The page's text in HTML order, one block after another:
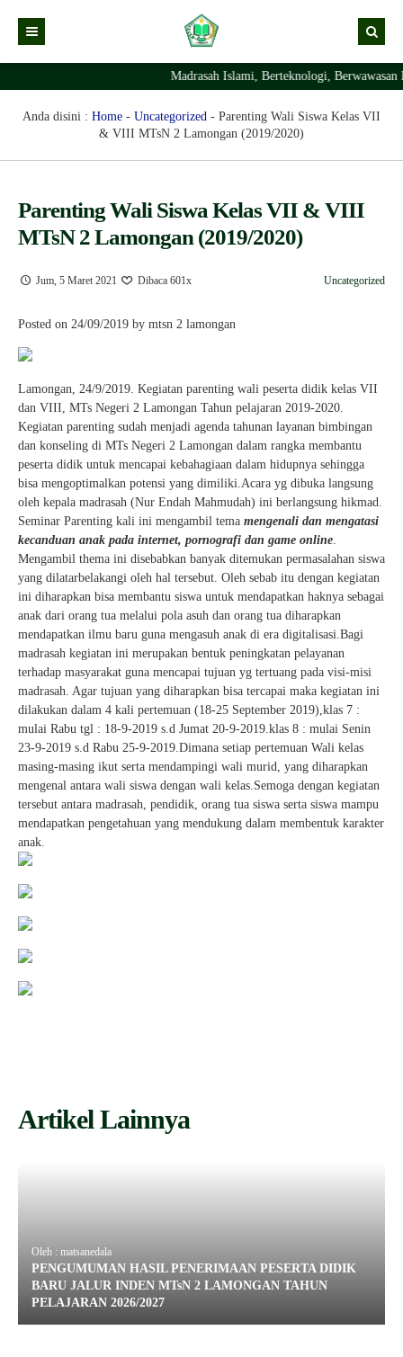
Kabar Madrasah
Profil Madrasah
Ekstrakurikuler Madrasah
KURIKULUM
Struktur Organisasi Madrasah
Madrasah Islami, Berteknologi,
Anda disini : Home - Uncategorized - Parenting Wali Siswa Kelas VII
& VIII MTsN 2 Lamongan (2019/2020)
Parenting Wali Siswa Kelas VII & VIII
MTsN 2 Lamongan (2019/2020)
Jum, 5 Maret 2021 Dibaca 601x Uncategorized
Posted on 24/09/2019 by mtsn 2 lamongan
Lamongan, 24/9/2019. Kegiatan parenting wali peserta didik kelas VII
dan VIII, MTs Negeri 2 Lamongan Tahun pelajaran 2019-2020.
Kegiatan parenting sudah menjadi agenda tahunan layanan bimbingan
dan konseling di MTs Negeri 2 Lamongan dalam rangka membantu
peserta didik untuk mencapai kebahagiaan dalam hidupnya sehingga
bisa mengoptimalkan potensi yang dimiliki.Acara yg dibuka langsung
oleh kepala madrasah (Nur Endah Mahmudah) ini berlangsung hikmad.
Seminar Parenting kali ini mengambil tema mengenali dan mengatasi
kecanduan anak pada internet, pornografi dan game online.
Mengambil thema ini disebabkan banyak ditemukan permasalahan siswa
yang dilatarbelakangi oleh hal tersebut. Oleh sebab itu dengan kegiatan
ini diharapkan bisa membantu siswa untuk mendapatkan haknya sebagai
anak dari orang tua melalui pola asuh dan orang tua diharapkan
mendapatkan ilmu baru guna mengasuh anak di era digitalisasi.Bagi
madrasah kegiatan ini merupakan bentuk peningkatan pelayanan
terhadap masyarakat guna mencapai tujuan yg tertuang pada visi-misi
madrasah. Agar tujuan yang diharapkan bisa tercapai maka kegiatan ini
dilakukan dalam 4 kali pertemuan (18-25 September 2019),klas 7 :
mulai Rabu tgl : 18-9-2019 s.d Jumat 20-9-2019.klas 8 : mulai Senin
23-9-2019 s.d Rabu 25-9-2019.Dimana setiap pertemuan Wali kelas
masing-masing ikut serta mendampingi wali murid, yang diharapkan
mengenal antara wali siswa dengan wali kelas.Semoga dengan kegiatan
tersebut antara madrasah, pendidik, orang tua siswa serta siswa mampu
mendapatkan pengetahuan yang mendukung dalam membentuk karakter
anak.
Artikel Lainnya
Oleh : matsanedala
PENGUMUMAN HASIL PENERIMAAN PESERTA DIDIK
BARU JALUR INDEN MTsN 2 LAMONGAN TAHUN
PELAJARAN 2026/2027